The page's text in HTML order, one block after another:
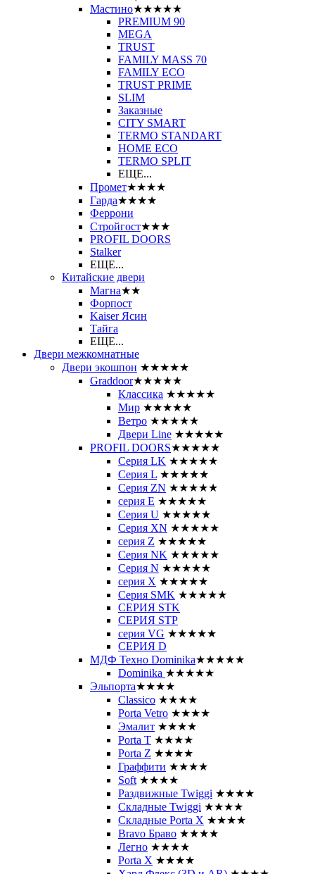
Мастино★★★★★
PREMIUM 90
MEGA
TRUST
FAMILY MASS 70
FAMILY ECO
TRUST PRIME
SLIM
Заказные
CITY SMART
TERMO STANDART
HOME ECO
ТЕRМО SPLIT
ЕЩЕ...
Промет★★★★
Гарда★★★★
Феррони
Стройгост★★★
PROFIL DOORS
Stalker
ЕЩЕ...
Китайские двери
Магна★★
Форпост
Kaiser Ясин
Тайга
ЕЩЕ...
Двери межкомнатные
Двери экошпон ★★★★★
Graddoor★★★★★
Классика ★★★★★
Мир ★★★★★
Ветро ★★★★★
Двери Line ★★★★★
PROFIL DOORS★★★★★
Серия LK ★★★★★
Серия L ★★★★★
Серия ZN ★★★★★
серия E ★★★★★
Серия U ★★★★★
Серия XN ★★★★★
серия Z ★★★★★
Серия NK ★★★★★
Серия N ★★★★★
серия X ★★★★★
Серия SMK ★★★★★
СЕРИЯ STK
СЕРИЯ STP
серия VG ★★★★★
СЕРИЯ D
МДФ Техно Dominika★★★★★
Dominika ★★★★★
Эльпорта★★★★
Classico ★★★★
Porta Vetro ★★★★
Эмалит ★★★★
Porta T ★★★★
Porta Z ★★★★
Граффити ★★★★
Soft ★★★★
Раздвижные Twiggi ★★★★
Складные Twiggi ★★★★
Складные Porta X ★★★★
Bravo Браво ★★★★
Легно ★★★★
Porta X ★★★★